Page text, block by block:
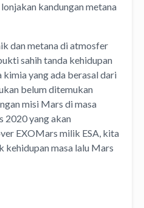
kandungan metana
dan metana di atmosfer
sahih tanda kehidupan
yang ada berasal dari
belum ditemukan
misi Mars di masa
2020 yang akan
EXOMars milik ESA, kita
kehidupan masa lalu Mars